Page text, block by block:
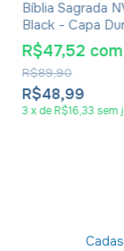
Bíblia Sagrada
Black - Capa
Cruz
R$48,99
R$89,90
R$47,52 com
3 xdeR$16,33 sem